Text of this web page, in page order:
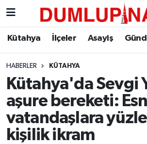
Kütahya İlçeler Asayiş
HABERLER KÜTAHYA
Kütahya'da Sevgi
aşure bereketi:
vatandaşlara
kişilik ikram
Asayiş
Diğer
Dünya
Eğitim
Ekonomi
Kütahya Hava Durumu
Kütahya Trafik Yoğunluk
Süper Lig Puan Durumu ve
Tüm Manşetler
Son Dakika Haberleri